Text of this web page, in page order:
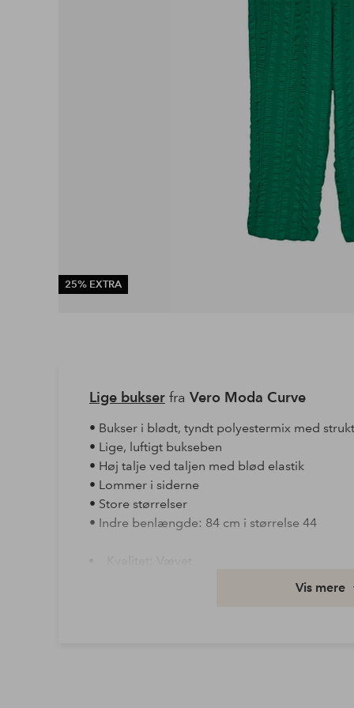
25% EXTRA
Lige bukserfra Vero Moda Curve
• Bukser i blødt, tyndt polyestermix med
• Lige, luftigt bukseben
• Høj talje ved taljen med blød elastik
• Lommer i siderne
• Store størrelser
• Indre benlængde: 84 cm i størrelse 44
Kvalitet: Vævet
Materiale: 98% Polyester, 2% ElastanVis mere